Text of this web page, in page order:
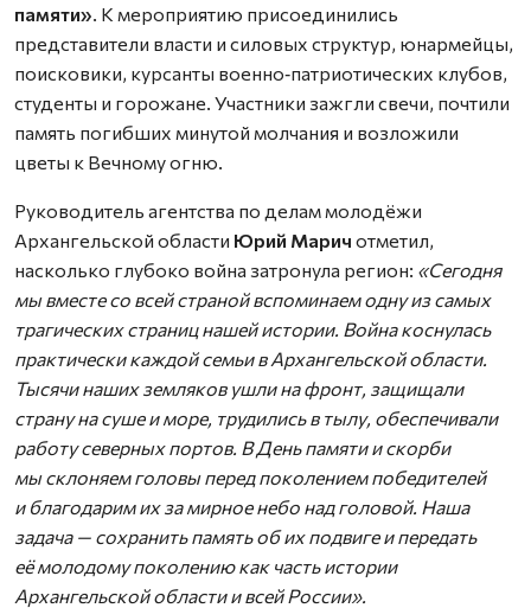
памяти» . К мероприятию присоединились
представители власти и силовых структур, юнармейцы,
поисковики, курсанты военно‑патриотических клубов,
студенты и горожане. Участники зажгли свечи, почтили
память погибших минутой молчания и возложили
цветы к Вечному огню.
Руководитель агентства по делам молодёжи
Архангельской области Юрий Марич отметил,
насколько глубоко война затронула регион: «Сегодня
мы вместе со всей страной вспоминаем одну из самых
трагических страниц нашей истории. Война коснулась
практически каждой семьи в Архангельской области.
Тысячи наших земляков ушли на фронт, защищали
страну на суше и море, трудились в тылу, обеспечивали
работу северных портов. В День памяти и скорби
мы склоняем головы перед поколением победителей
и благодарим их за мирное небо над головой. Наша
задача — сохранить память об их подвиге и передать
её молодому поколению как часть истории
Архангельской области и всей России».